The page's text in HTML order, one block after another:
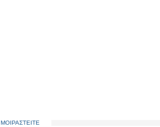
ΜΟΙΡΑΣΤΕΙΤΕ